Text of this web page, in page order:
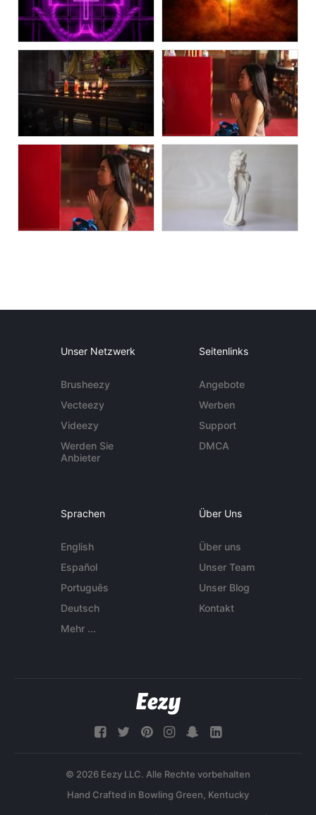
Unser Netzwerk
Brusheezy
Vecteezy
Videezy
Werden Sie
Anbieter
Seitenlinks
Angebote
Werben
Support
DMCA
Sprachen
English
Español
Português
Deutsch
Mehr ...
Über Uns
Über uns
Unser Team
Unser Blog
Kontakt
© 2026 Eezy LLC. Alle Rechte vorbehalten